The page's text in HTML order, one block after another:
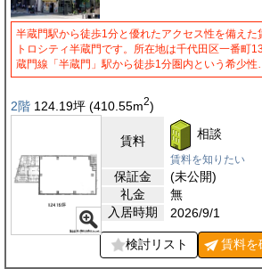
半蔵門駅から徒歩1分と優れたアクセス性を備えた
トロシティ半蔵門です。所在地は千代田区一番町
蔵門線「半蔵門」駅から徒歩1分圏内という希少
2階 124.19坪 (410.55m2)
賃料 相談
賃料を知りたい
保証金
(未公開)
礼金
無
入居時期
2026/9/1
検討リスト 賃料を